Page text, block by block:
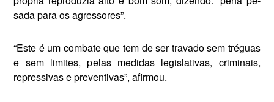
sada para os agressores”.
“Este é um combate que tem de ser travado sem tréguas
e sem li­mites, pelas medidas legislativas, criminais,
repressivas e preventi­vas”, afirmou.